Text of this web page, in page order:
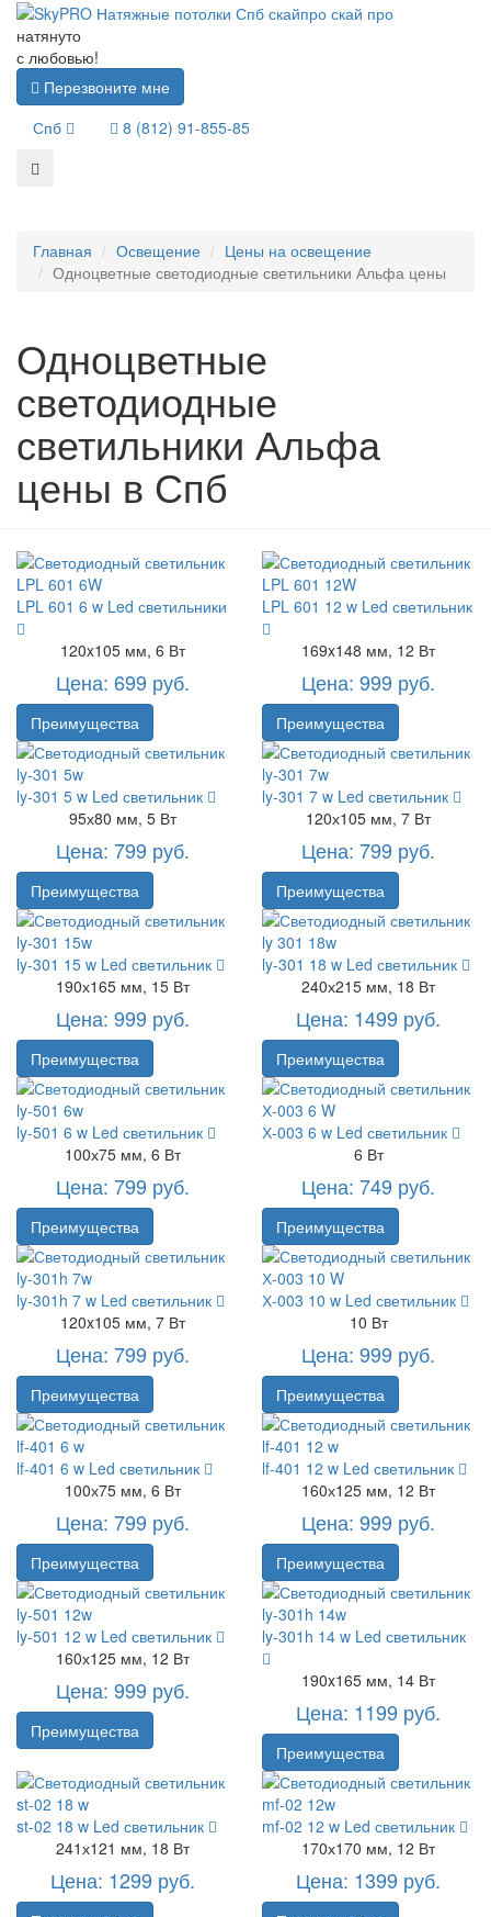
натянуто
с любовью!
Перезвоните мне
Спб
8 (812) 91-855-85
Главная Освещение
Цены на освещение
Одноцветные светодиодные светильники Альфа цены
Одноцветные
светодиодные
светильники Альфа
цены в Спб
LPL 601 6 w Led светильники
120x105 мм, 6 Вт
Цена: 699 руб.
Преимущества
LPL 601 12 w Led светильник
169x148 мм, 12 Вт
Цена: 999 руб.
Преимущества
ly-301 5 w Led светильник
95х80 мм, 5 Вт
Цена: 799 руб.
Преимущества
ly-301 7 w Led светильник
120х105 мм, 7 Вт
Цена: 799 руб.
Преимущества
ly-301 15 w Led светильник
190х165 мм, 15 Вт
Цена: 999 руб.
Преимущества
ly-301 18 w Led светильник
240х215 мм, 18 Вт
Цена: 1499 руб.
Преимущества
ly-501 6 w Led светильник
100х75 мм, 6 Вт
Цена: 799 руб.
Преимущества
Х-003 6 w Led светильник
6 Вт
Цена: 749 руб.
Преимущества
ly-301h 7 w Led светильник
120x105 мм, 7 Вт
Цена: 799 руб.
Преимущества
Х-003 10 w Led светильник
10 Вт
Цена: 999 руб.
Преимущества
lf-401 6 w Led светильник
100х75 мм, 6 Вт
Цена: 799 руб.
Преимущества
lf-401 12 w Led светильник
160х125 мм, 12 Вт
Цена: 999 руб.
Преимущества
ly-501 12 w Led светильник
160х125 мм, 12 Вт
Цена: 999 руб.
Преимущества
ly-301h 14 w Led светильник
190x165 мм, 14 Вт
Цена: 1199 руб.
Преимущества
st-02 18 w Led светильник
241х121 мм, 18 Вт
Цена: 1299 руб.
mf-02 12 w Led светильник
170х170 мм, 12 Вт
Цена: 1399 руб.